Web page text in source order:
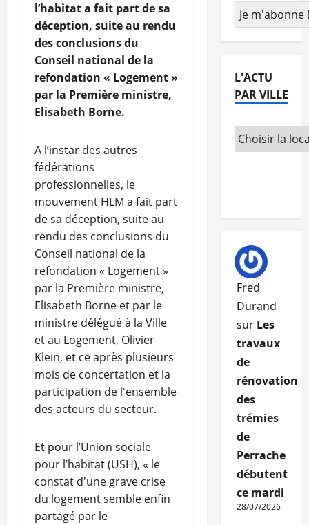
l’habitat a fait part de sa
déception, suite au rendu
des conclusions du
Conseil national de la
refondation « Logement »
par la Première ministre,
Elisabeth Borne.
A l’instar des autres
fédérations
professionnelles, le
mouvement HLM a fait part
de sa déception, suite au
rendu des conclusions du
Conseil national de la
refondation « Logement »
par la Première ministre,
Elisabeth Borne et par le
ministre délégué à la Ville
et au Logement, Olivier
Klein, et ce après plusieurs
mois de concertation et la
participation de l'ensemble
des acteurs du secteur.
Et pour l’Union sociale
pour l’habitat (USH), « le
constat d'une grave crise
du logement semble enfin
partagé par le
L'ACTU
PAR VILLE
Fred
Durand
sur Les
travaux
de
rénovation
des
trémies
de
Perrache
débutent
ce mardi
28/07/2026